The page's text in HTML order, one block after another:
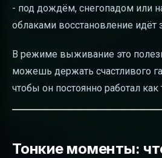
- под дождём, снегопадом или
облаками восстановление идёт
В режиме выживание это
можешь держать счастливого
чтобы он постоянно работал как
Тонкие моменты: